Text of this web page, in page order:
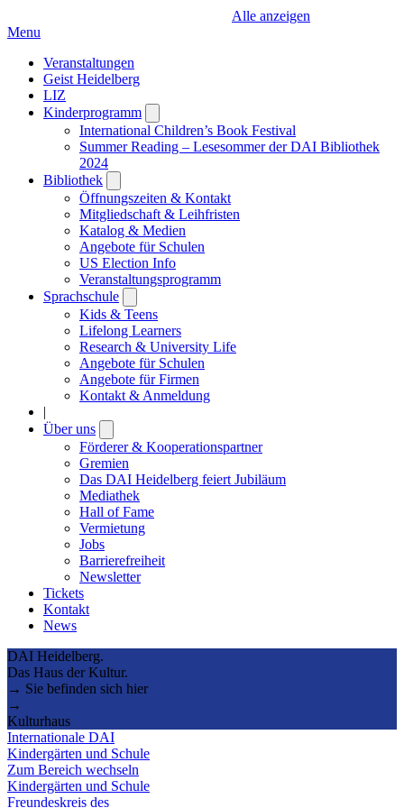
Alle anzeigen
Menu
Veranstaltungen
Geist Heidelberg
LIZ
Kinderprogramm
submenu
International Children’s Book Festival
Summer Reading – Lesesommer der DAI Bibliothek
2024
Bibliothek
submenu
Öffnungszeiten & Kontakt
Mitgliedschaft & Leihfristen
Katalog & Medien
Angebote für Schulen
US Election Info
Veranstaltungsprogramm
Sprachschule
submenu
Kids & Teens
Lifelong Learners
Research & University Life
Angebote für Schulen
Angebote für Firmen
Kontakt & Anmeldung
|
Über uns
submenu
Förderer & Kooperationspartner
Gremien
Das DAI Heidelberg feiert Jubiläum
Mediathek
Hall of Fame
Vermietung
Jobs
Barrierefreiheit
Newsletter
Tickets
Kontakt
News
DAI Heidelberg.
Das Haus der Kultur.
→ Sie befinden sich hier
→
Kulturhaus
Internationale DAI
Kindergärten und Schule
Zum Bereich wechseln
Kindergärten und Schule
Freundeskreis des